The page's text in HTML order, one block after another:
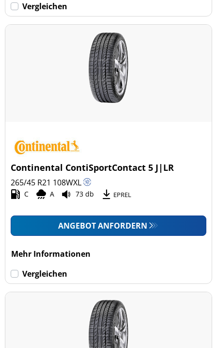
Vergleichen
Continental ContiSportContact 5 J|LR
265/45 R21 108WXL
C A 73 db EPREL
ANGEBOT ANFORDERN
Mehr Informationen
Vergleichen